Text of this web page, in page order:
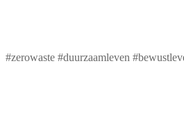
#zerowaste #duurzaamleven